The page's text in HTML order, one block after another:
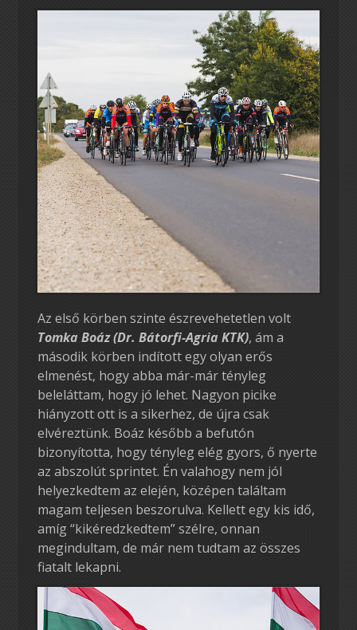
Az első körben szinte észrevehetetlen volt
Tomka Boáz (Dr. Bátorfi-Agria KTK), ám a
második körben indított egy olyan erős
elmenést, hogy abba már-már tényleg
beleláttam, hogy jó lehet. Nagyon picike
hiányzott ott is a sikerhez, de újra csak
elvéreztünk. Boáz később a befutón
bizonyította, hogy tényleg elég gyors, ő nyerte
az abszolút sprintet. Én valahogy nem jól
helyezkedtem az elején, középen találtam
magam teljesen beszorulva. Kellett egy kis idő,
amíg “kikéredzkedtem” szélre, onnan
megindultam, de már nem tudtam az összes
fiatalt lekapni.